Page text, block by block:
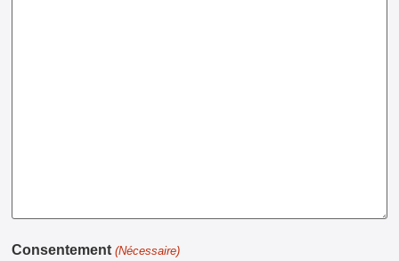
Consentement (Nécessaire)